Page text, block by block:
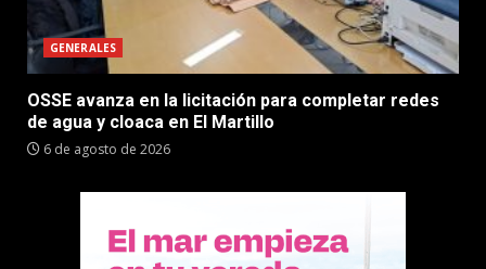
GENERALES
OSSE avanza en la licitación para completar redes
de agua y cloaca en El Martillo
6 de agosto de 2026